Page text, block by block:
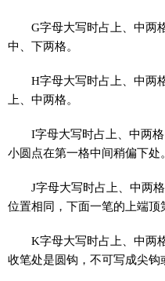
G字母大写时占上、中两
中、下两格。
H字母大写时占上、中两
上、中两格。
I字母大写时占上、中两
小圆点在第一格中间稍偏下处。
J字母大写时占上、中两
位置相同，下面一笔的上端顶
K字母大写时占上、中两
收笔处是圆钩，不可写成尖钩